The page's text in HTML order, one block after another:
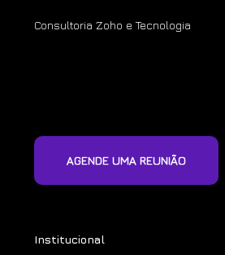
Consultoria Zoho e Tecnologia
AGENDE UMA REUNIÃO
Institucional